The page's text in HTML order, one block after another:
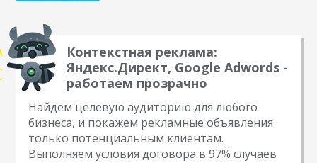
Контекстная реклама:
Яндекс.Директ, Google Adwords -
работаем прозрачно
Найдем целевую аудиторию для любого
бизнеса, и покажем рекламные объявления
только потенциальным клиентам.
Выполняем условия договора в 97% случаев